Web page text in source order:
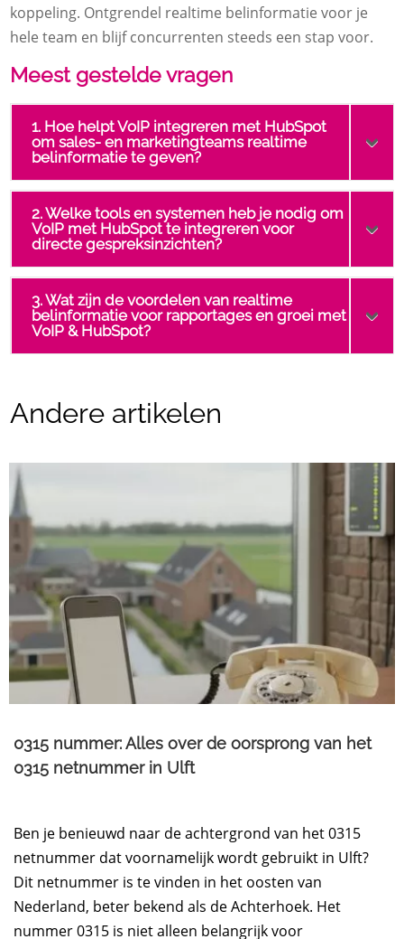
koppeling. Ontgrendel realtime belinformatie voor je
hele team en blijf concurrenten steeds een stap voor.
Meest gestelde vragen
1. Hoe helpt VoIP integreren met HubSpot
om sales- en marketingteams realtime
belinformatie te geven?
2. Welke tools en systemen heb je nodig om
VoIP met HubSpot te integreren voor
directe gespreksinzichten?
3. Wat zijn de voordelen van realtime
belinformatie voor rapportages en groei met
VoIP & HubSpot?
Andere artikelen
0315 nummer: Alles over de oorsprong van het
0315 netnummer in Ulft
Ben je benieuwd naar de achtergrond van het 0315
netnummer dat voornamelijk wordt gebruikt in Ulft?
Dit netnummer is te vinden in het oosten van
Nederland, beter bekend als de Achterhoek. Het
nummer 0315 is niet alleen belangrijk voor